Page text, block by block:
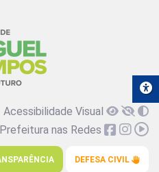
Acessibilidade Visual
Prefeitura nas Redes
DEFESA CIVIL